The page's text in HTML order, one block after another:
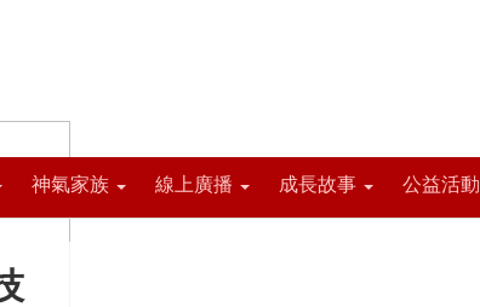
神氣家族 線上廣播 成長故事 公益活動